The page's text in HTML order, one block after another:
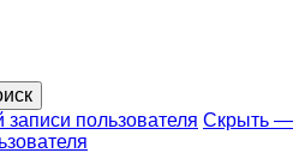
пользователя Скрыть —